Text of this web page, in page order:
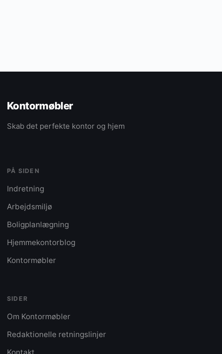
Kontormøbler
Skab det perfekte kontor og hjem
PÅ SIDEN
Indretning
Arbejdsmiljø
Boligplanlægning
Hjemmekontorblog
Kontormøbler
SIDER
Om Kontormøbler
Redaktionelle retningslinjer